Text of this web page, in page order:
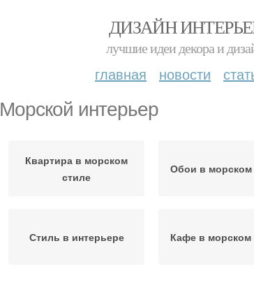
ДИЗАЙН
лучшие идеи декора и
главная новости
Морской интерьер
Квартира в морском
стиле
Обои в морском
Стиль в интерьере Кафе в морском